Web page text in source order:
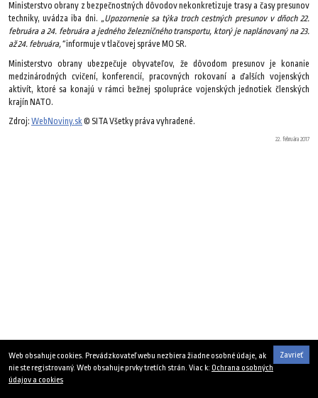
Ministerstvo obrany z bezpečnostných dôvodov nekonkretizuje trasy a časy presunov
techniky, uvádza iba dni. „Upozornenie sa týka troch cestných presunov v dňoch 22.
februára a 24. februára a jedného železničného transportu, ktorý je naplánovaný na 23.
až 24. februára,“informuje v tlačovej správe MO SR.
Ministerstvo obrany ubezpečuje obyvateľov, že dôvodom presunov je konanie
medzinárodných cvičení, konferencií, pracovných rokovaní a ďalších vojenských
aktivít, ktoré sa konajú v rámci bežnej spolupráce vojenských jednotiek členských
krajín NATO.
Zdroj: WebNoviny.sk© SITA Všetky práva vyhradené.
22. februára 2017
Zavrieť
Web obsahuje cookies. Prevádzkovateľ webu nezbiera žiadne osobné údaje, ak
nie ste registrovaný. Web obsahuje prvky tretích strán. Viac k: Ochrana osobných
údajov a cookies